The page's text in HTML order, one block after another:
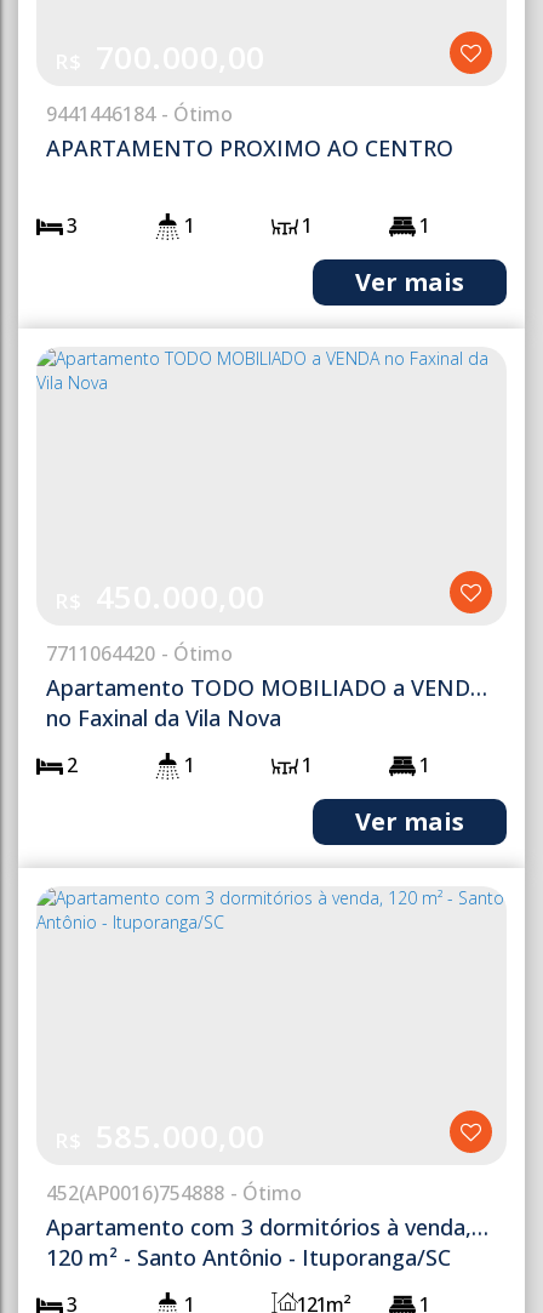
APARTAMENTO PROXIMO AO CENTRO
9441446184
3 1 1
1
103m²
Apartamento TODO MOBILIADO a VENDA
no Faxinal da Vila Nova
7711064420
2 1 1
1
Apartamento com 3 dormitórios à venda,
120 m² - Santo Antônio - Ituporanga/SC
452(AP0016)754888
3 1 121m²
1